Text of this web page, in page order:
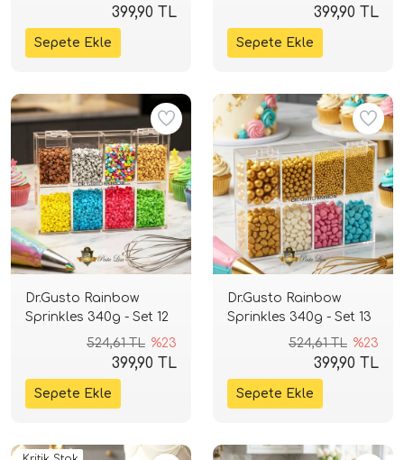
399,90 TL 399,90 TL
Dr.Gusto Rainbow
Sprinkles 340g - Set 12
524,61 TL %23
399,90 TL
Dr.Gusto Rainbow
Sprinkles 340g - Set 13
524,61 TL %23
399,90 TL